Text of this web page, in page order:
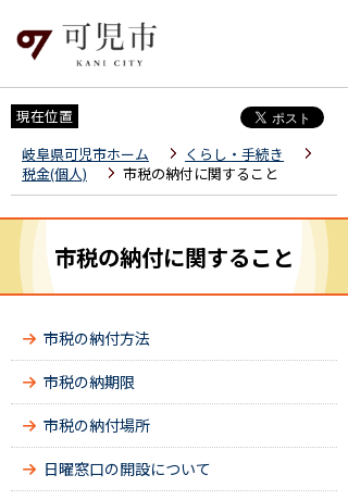
現在位置
岐阜県可児市ホーム
くらし・手続き
税金(個人)
市税の納付に関すること
市税の納付に関すること
市税の納付方法
市税の納期限
市税の納付場所
日曜窓口の開設について